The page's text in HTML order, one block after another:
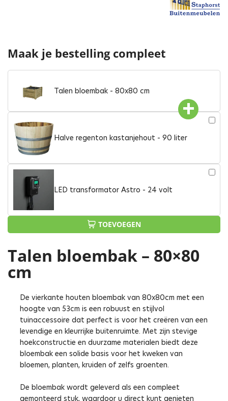
Maak je bestelling compleet
Talen bloembak - 80x80 cm
Halve regenton kastanjehout - 90 liter
LED transformator Astro - 24 volt
TOEVOEGEN
Talen bloembak – 80×80
cm
De vierkante houten bloembak van 80x80cm met een
hoogte van 53cm is een robuust en stijlvol
tuinaccessoire dat perfect is voor het creëren van een
levendige en kleurrijke buitenruimte. Met zijn stevige
hoekconstructie en duurzame materialen biedt deze
bloembak een solide basis voor het kweken van
bloemen, planten, kruiden of zelfs groenten.
De bloembak wordt geleverd als een compleet
gemonteerd stuk, waardoor u direct kunt genieten